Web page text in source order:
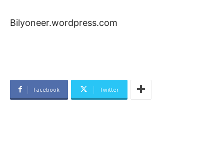
Bilyoneer.wordpress.com
Facebook Twitter